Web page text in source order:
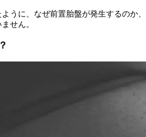
うに、なぜ前置胎盤が発生するのか、
せん。